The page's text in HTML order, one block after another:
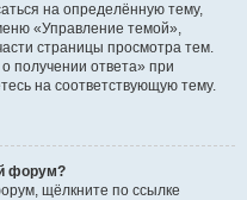
на определённую тему,
«Управление темой»,
страницы просмотра тем.
получении ответа» при
на соответствующую тему.
форум?
щёлкните по ссылке